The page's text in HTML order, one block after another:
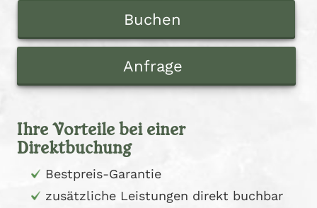
Buchen
Anfrage
Ihre Vorteile bei einer
Direktbuchung
Bestpreis-Garantie
zusätzliche Leistungen direkt buchbar